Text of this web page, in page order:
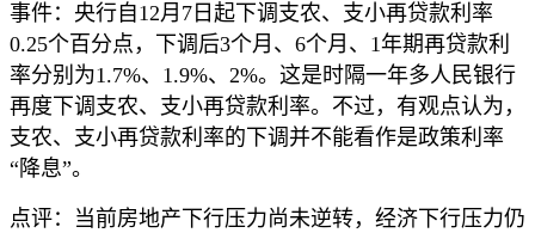
事件：央行自12月7日起下调支农、支小再贷款利率
0.25个百分点，下调后3个月、6个月、1年期再贷款利
率分别为1.7%、1.9%、2%。这是时隔一年多人民银行
再度下调支农、支小再贷款利率。不过，有观点认为，
支农、支小再贷款利率的下调并不能看作是政策利率
“降息”。
点评：当前房地产下行压力尚未逆转，经济下行压力仍